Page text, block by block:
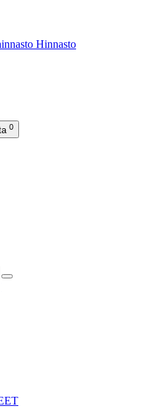
Hinnasto
0